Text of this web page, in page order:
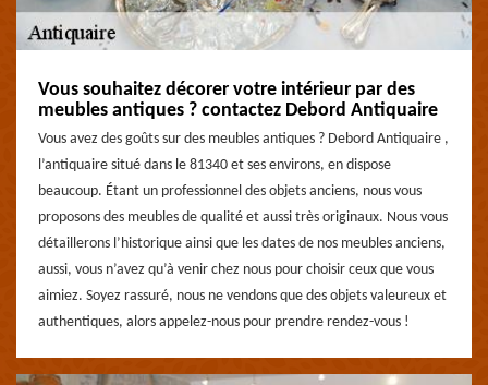
Vous souhaitez décorer votre intérieur par des
meubles antiques ? contactez Debord Antiquaire
Vous avez des goûts sur des meubles antiques ? Debord Antiquaire ,
l’antiquaire situé dans le 81340 et ses environs, en dispose
beaucoup. Étant un professionnel des objets anciens, nous vous
proposons des meubles de qualité et aussi très originaux. Nous vous
détaillerons l’historique ainsi que les dates de nos meubles anciens,
aussi, vous n’avez qu’à venir chez nous pour choisir ceux que vous
aimiez. Soyez rassuré, nous ne vendons que des objets valeureux et
authentiques, alors appelez-nous pour prendre rendez-vous !